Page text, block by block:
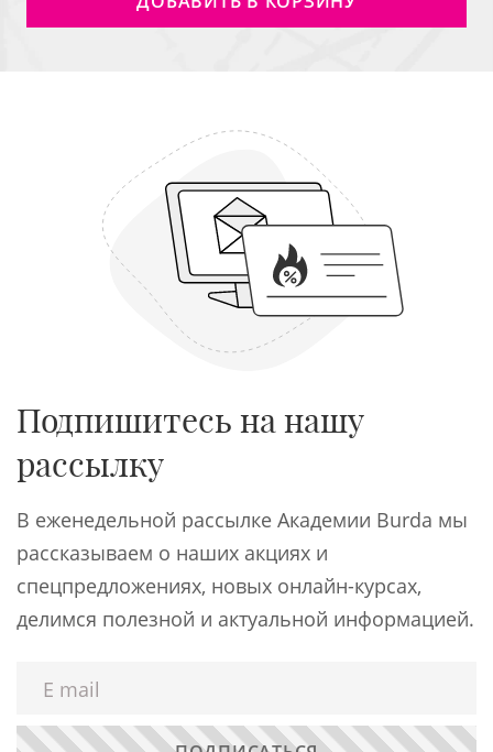
Подпишитесь на нашу
рассылку
В еженедельной рассылке Академии Burda мы
рассказываем о наших акциях и
спецпредложениях, новых онлайн-курсах,
делимся полезной и актуальной информацией.